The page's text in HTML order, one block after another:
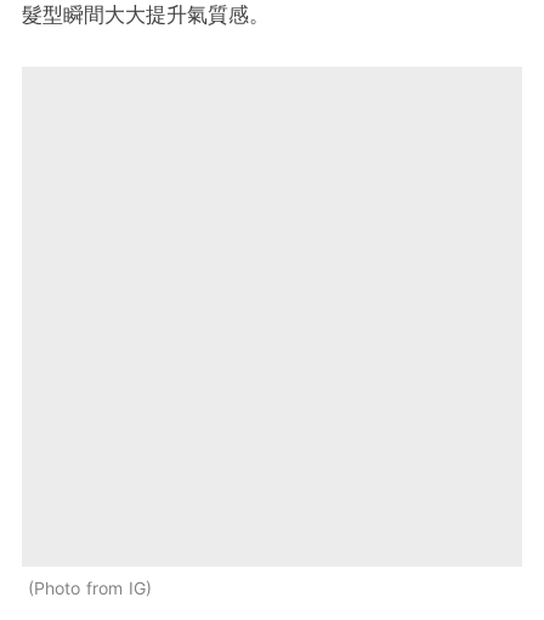
髮型瞬間大大提升氣質感。
Photo from IG